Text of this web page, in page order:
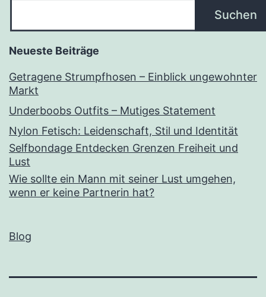
Suchen
Neueste Beiträge
Getragene Strumpfhosen – Einblick ungewohnter
Markt
Underboobs Outfits – Mutiges Statement
Nylon Fetisch: Leidenschaft, Stil und Identität
Selfbondage Entdecken Grenzen Freiheit und
Lust
Wie sollte ein Mann mit seiner Lust umgehen,
wenn er keine Partnerin hat?
Blog